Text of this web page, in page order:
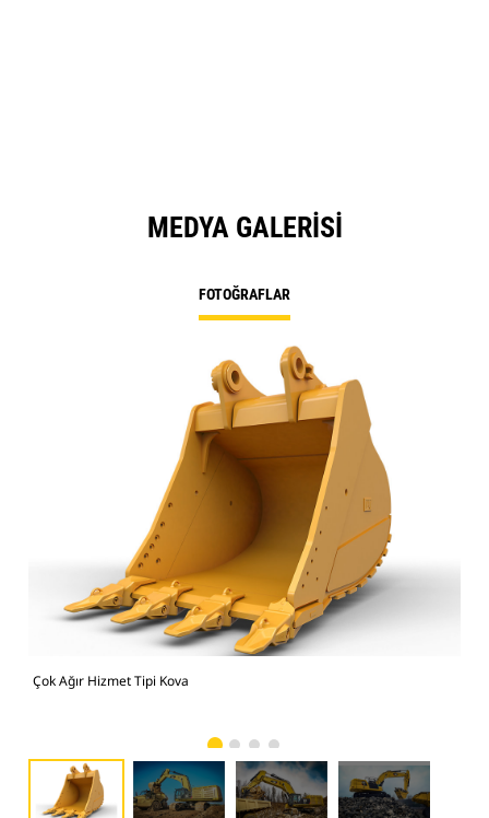
MEDYA GALERISI
FOTOĞRAFLAR
Çok Ağır Hizmet Tipi Kova